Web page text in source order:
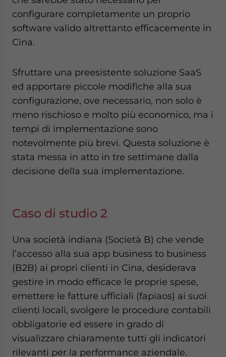
configurare completamente un proprio
software valido altrettanto efficacemente in
Cina.
Sfruttare una preesistente soluzione SaaS
ed apportare piccole modifiche alla sua
configurazione, ove necessario, non solo è
meno rischioso e molto più economico, ma i
tempi di implementazione sono
notevolmente più brevi. Questa soluzione è
stata messa in atto in tre settimane dalla
decisione della sua implementazione.
Caso di studio 2
Una società indiana (Società B) che vende
l’accesso alla sua app business to business
(B2B) ai propri clienti in Cina, desiderava
gestire in modo efficace le proprie spese,
emettere le fatture ufficiali (fapiaos) ai suoi
clienti locali, svolgere le procedure contabili
obbligatorie ed essere in grado di
visualizzare chiaramente tutti gli indicatori
rilevanti per la performance aziendale.